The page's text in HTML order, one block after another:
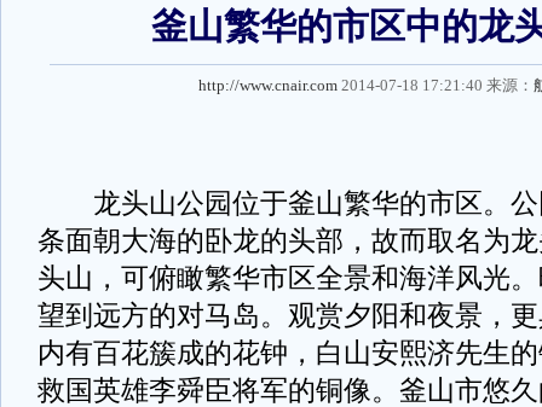
釜山繁华的市区中的龙
http://www.cnair.com 2014-07-18 17:21:40 来源：
龙头山公园位于釜山繁华的市区。公
条面朝大海的卧龙的头部，故而取名为
头山，可俯瞰繁华市区全景和海洋风光
望到远方的对马岛。观赏夕阳和夜景，
内有百花簇成的花钟，白山安熙济先生
救国英雄李舜臣将军的铜像。釜山市悠